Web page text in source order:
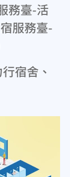
務臺-活
服務臺-
宿舍、